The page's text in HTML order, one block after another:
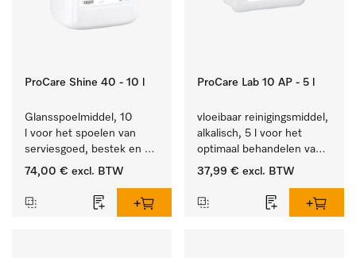
ProCare Shine 40 - 10 l
Glansspoelmiddel, 10
l voor het spoelen van
serviesgoed, bestek en
ideaal voor glazen.
74,00 € excl. BTW
ProCare Lab 10 AP - 5 l
vloeibaar reinigingsmiddel,
alkalisch, 5 l voor het
optimaal behandelen van
laboratoriumhulpstukken.
37,99 € excl. BTW